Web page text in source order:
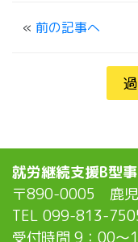
« 前の記事へ
就労継続支援B型
〒890-0005 鹿児
TEL 099-813-
受付時間 9：00〜